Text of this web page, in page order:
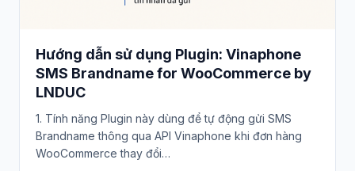
Hướng dẫn sử dụng Plugin: Vinaphone
SMS Brandname for WooCommerce by
LNDUC
1. Tính năng Plugin này dùng để tự động gửi SMS
Brandname thông qua API Vinaphone khi đơn hàng
WooCommerce thay đổi…